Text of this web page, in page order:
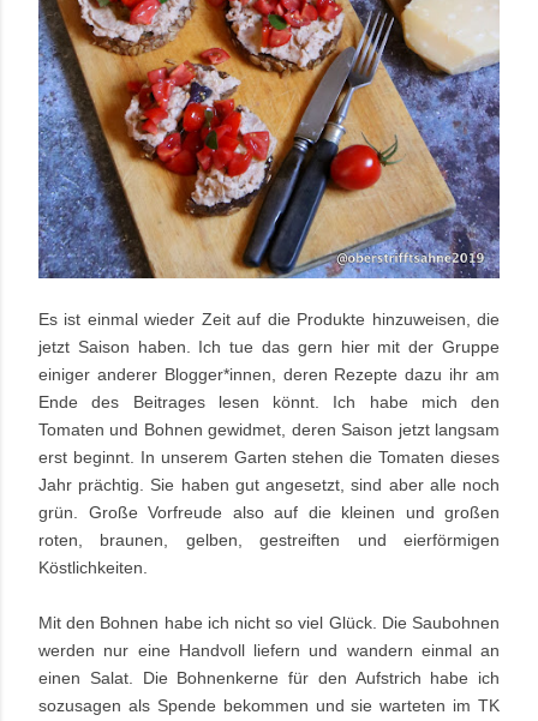
Es ist einmal wieder Zeit auf die Produkte hinzuweisen, die
jetzt Saison haben. Ich tue das gern hier mit der Gruppe
einiger anderer Blogger*innen, deren Rezepte dazu ihr am
Ende des Beitrages lesen könnt. Ich habe mich den
Tomaten und Bohnen gewidmet, deren Saison jetzt langsam
erst beginnt. In unserem Garten stehen die Tomaten dieses
Jahr prächtig. Sie haben gut angesetzt, sind aber alle noch
grün. Große Vorfreude also auf die kleinen und großen
roten, braunen, gelben, gestreiften und eierförmigen
Köstlichkeiten.
Mit den Bohnen habe ich nicht so viel Glück. Die Saubohnen
werden nur eine Handvoll liefern und wandern einmal an
einen Salat. Die Bohnenkerne für den Aufstrich habe ich
sozusagen als Spende bekommen und sie warteten im TK